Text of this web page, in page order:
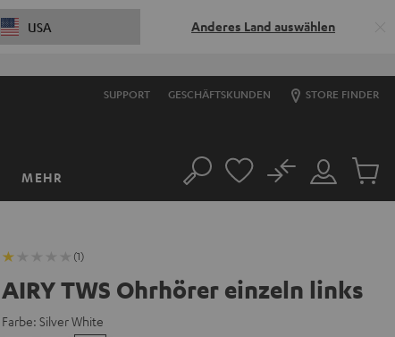
USA Anderes Land auswählen
SUPPORT GESCHÄFTSKUNDEN STORE FINDER
MEHR Suche
Mein
Konto
No
Artikel
(1)
AIRY TWS Ohrhörer einzeln links
Farbe: Silver White